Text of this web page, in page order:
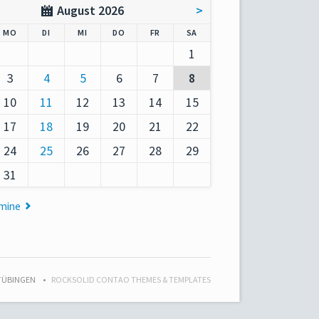
August 2026 >
MO DIENSTAG
MITTWOCH
DO NNERSTAG
FR SA
1
3 4 5 6 7
8
10 11 12 13 14
15
17 18 19 20 21
22
24 25 26 27 28
29
31
ROCKSOLID CONTAO THEMES & TEMPLATES